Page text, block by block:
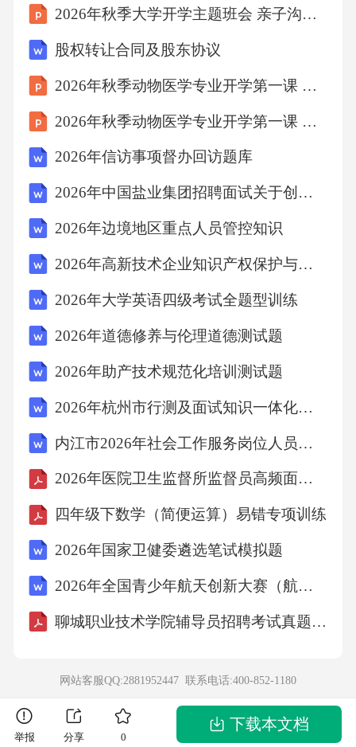
3.平衡舆论监督与隐私保护：-报道前评估隐私
影响，必要时匿名处理；-引用敏感信息需加注
说明；-优先保护受害者隐私，避免二次伤害。
4.大数据对新闻生产的影响：-个性化内容推
荐；-数据新闻成为主流形式；-新闻生产效率提
升，但可能削弱深度。5.传统媒体转型路径：-
打造融媒体中心；-强化内容生产能力；-探索多
元化盈利模式。四、论述题1.突发事件报道中的
视、新华社等权威媒体及时发布信息，澄清谣
言，稳定公众情绪。-措施：-依托官方渠道发布
权威信息；-采访专家解读，增强可信度；-避免
煽情报道，传递理性声音。2.地方新闻媒体的传
播力提升：-地域传播策略：-结合地方文化特
色，制作本土化内容；-利用方言、地方符号增
强亲切感；-深入报道乡村振兴、基层治理等议
题。-影响力提升：-加强与当地政府、企业的合
题新闻调查方案：-调查目的：了解居民对风电
项目的态度及顾虑，为政府决策提供参考。-方
法：-问卷调查：随机抽取山区居民，调查支
2026年秋季大学开学主题班会 亲子沟通的艺术课件
股权转让合同及股东协议
2026年秋季动物医学专业开学第一课 专业素养与核心竞争力
2026年秋季动物医学专业开学第一课 学科交叉与创新发展
2026年信访事项督办回访题库
2026年中国盐业集团招聘面试关于创新思维的具体体现与案例包装方法
2026年边境地区重点人员管控知识
2026年高新技术企业知识产权保护与应用实践题目集
2026年大学英语四级考试全题型训练
2026年道德修养与伦理道德测试题
2026年助产技术规范化培训测试题
2026年杭州市行测及面试知识一体化备考
内江市2026年社会工作服务岗位人员招募考试备考题库及答案详解
2026年医院卫生监督所监督员高频面试题包含详细解答
四年级下数学（简便运算）易错专项训练
2026年国家卫健委遴选笔试模拟题
2026年全国青少年航天创新大赛（航天知识问答）经典试题及答案
聊城职业技术学院辅导员招聘考试真题及答案
网站客服QQ:2881952447 联系电话:400-852-1180
举报 分享 0
下载本文档